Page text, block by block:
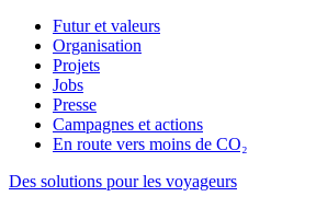
Futur et valeurs
Organisation
Projets
Jobs
Presse
Campagnes et actions
En route vers moins de CO₂
Des solutions pour les voyageurs